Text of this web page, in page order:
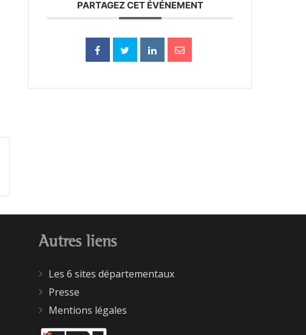
PARTAGEZ CET ÉVÉNEMENT
Autres liens
Les 6 sites départementaux
Presse
Mentions légales